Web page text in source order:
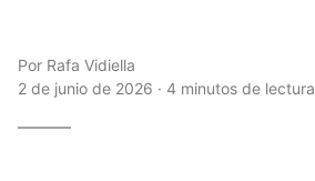
Por Rafa Vidiella
2 de junio de 2026 · 4 minutos de lectura